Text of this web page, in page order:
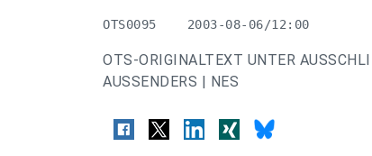
OTS0095    2003-08-06/12:00
OTS-ORIGINALTEXT UNTER
AUSSENDERS | NES